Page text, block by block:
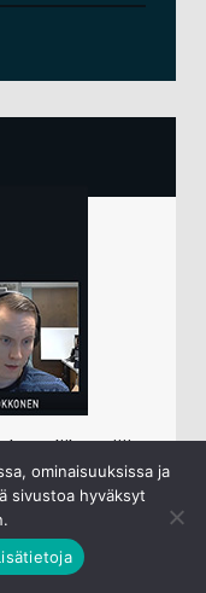
lähetetään
YouTubessa.
läpi kuluneen
ja
ominaisuuksissa ja
sivustoa hyväksyt